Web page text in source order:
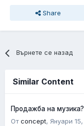
Share
Върнете се назад
Similar Content
Продажба на музика?
Отconcept, Януари